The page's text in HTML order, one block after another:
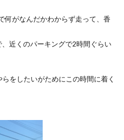
何がなんだかわからず走って、香
近くのパーキングで2時間ぐらい
をしたいがためにこの時間に着く